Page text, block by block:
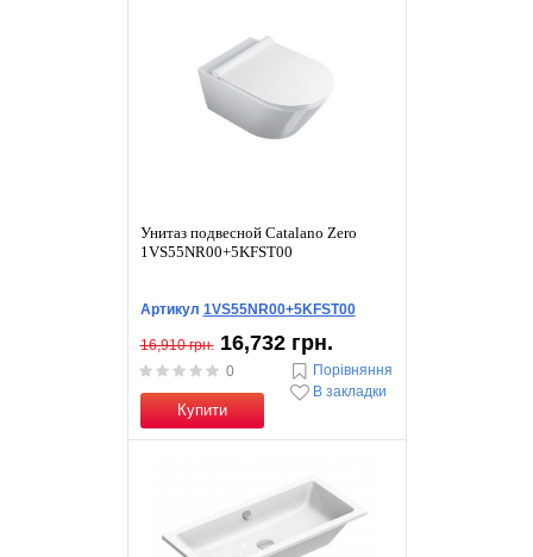
Унитаз подвесной Catalano Zero
1VS55NR00+5KFST00
Артикул 1VS55NR00+5KFST00
16,910 грн. 16,732 грн.
0
Купити
Порівняння
В закладки